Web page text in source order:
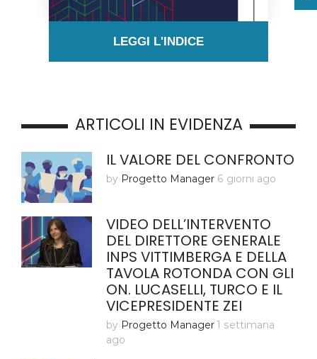
LEGGI L'INDICE
ARTICOLI IN EVIDENZA
IL VALORE DEL CONFRONTO
by Progetto Manager 6 giorni ago
VIDEO DELL’INTERVENTO
DEL DIRETTORE GENERALE
INPS VITTIMBERGA E DELLA
TAVOLA ROTONDA CON GLI
ON. LUCASELLI, TURCO E IL
VICEPRESIDENTE ZEI
by Progetto Manager 1 settimana
ago